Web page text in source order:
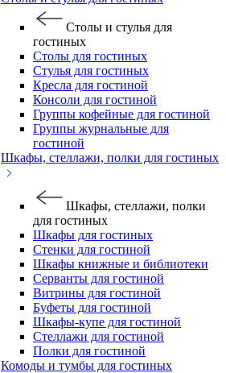
Столы и стулья для
гостиных
Столы для гостиных
Стулья для гостиных
Кресла для гостиной
Консоли для гостиной
Группы кофейные для гостиной
Группы журнальные для
гостиной
Шкафы, стеллажи, полки для гостиных
Шкафы, стеллажи, полки
для гостиных
Шкафы для гостиных
Стенки для гостиной
Шкафы книжные и библиотеки
Серванты для гостиной
Витрины для гостиной
Буфеты для гостиной
Шкафы-купе для гостиной
Стеллажи для гостиной
Полки для гостиной
Комоды и тумбы для гостиных